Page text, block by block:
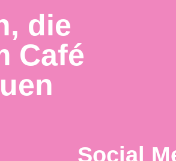
die
Café
Social